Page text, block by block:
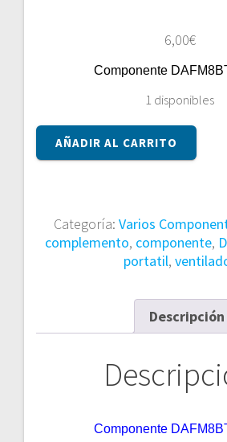
6,00€
Componente
1 disponibles
Componente
DAFM8BTH6D0
AÑADIR AL CARRITO
Categoría: Varios
complemento, componente,
portatil,
Descripción
Componente